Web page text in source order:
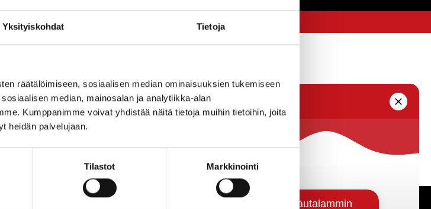
Yksityiskohdat Tietoja
räätälöimiseen, sosiaalisen median ominaisuuksien tukemiseen
median, mainosalan ja analytiikka-alan
Kumppanimme voivat yhdistää näitä tietoja muihin tietoihin, joita
heidän palvelujaan.
Tilastot Markkinointi